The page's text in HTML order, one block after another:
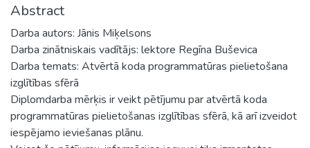
Abstract
Darba autors: Jānis Miķelsons
Darba zinātniskais vadītājs: lektore Regīna Buševica
Darba temats: Atvērtā koda programmatūras pielietošana
izglītības sfērā
Diplomdarba mērķis ir veikt pētījumu par atvērtā koda
programmatūras pielietošanas izglītības sfērā, kā arī izveidot
iespējamo ieviešanas plānu.